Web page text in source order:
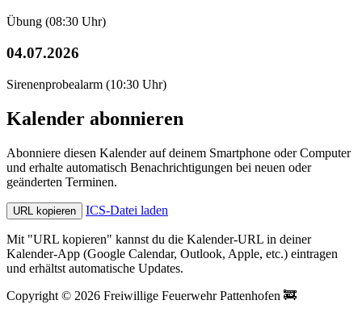
Übung (08:30 Uhr)
04.07.2026
Sirenenprobealarm (10:30 Uhr)
Kalender abonnieren
Abonniere diesen Kalender auf deinem Smartphone oder Computer
und erhalte automatisch Benachrichtigungen bei neuen oder
geänderten Terminen.
URL kopieren ICS-Datei laden
Mit "URL kopieren" kannst du die Kalender-URL in deiner
Kalender-App (Google Calendar, Outlook, Apple, etc.) eintragen
und erhältst automatische Updates.
Copyright © 2026 Freiwillige Feuerwehr Pattenhofen 🚒